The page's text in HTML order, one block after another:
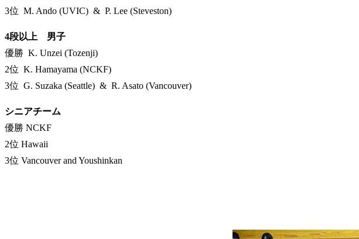
3位 M. Ando (UVIC) & P. Lee (Steveston)
4段以上 男子
優勝 K. Unzei (Tozenji)
2位 K. Hamayama (NCKF)
3位 G. Suzaka (Seattle) & R. Asato (Vancouver)
シニアチーム
優勝 NCKF
2位 Hawaii
3位 Vancouver and Youshinkan